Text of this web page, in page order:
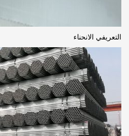
التعريفي الانحناء